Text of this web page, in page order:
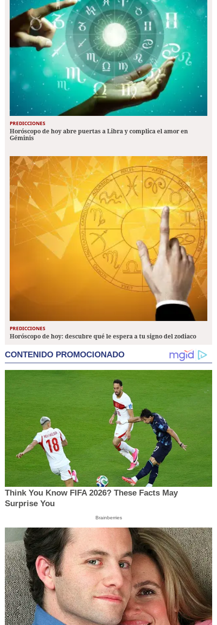
PREDICCIONES
Horóscopo de hoy abre puertas a Libra y complica el amor en
Géminis
PREDICCIONES
Horóscopo de hoy: descubre qué le espera a tu signo del zodiaco
CONTENIDO PROMOCIONADO
Think You Know FIFA 2026? These Facts May
Surprise You
Brainberries